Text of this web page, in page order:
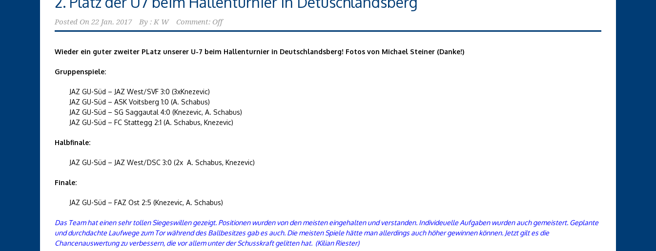
Posted On 22 Jan. 2017 By : K W Comment: Off
Wieder ein guter zweiter PLatz unserer U-7 beim Hallenturnier in Deutschlandsberg! Fotos von Michael Steiner (Danke!)
Gruppenspiele:
JAZ GU-Süd – JAZ West/SVF 3:0 (3xKnezevic)
JAZ GU-Süd – ASK Voitsberg 1:0 (A. Schabus)
JAZ GU-Süd – SG Saggautal 4:0 (Knezevic, A. Schabus)
JAZ GU-Süd – FC Stattegg 2:1 (A. Schabus, Knezevic)
Halbfinale:
JAZ GU-Süd – JAZ West/DSC 3:0 (2x A. Schabus, Knezevic)
Finale:
JAZ GU-Süd – FAZ Ost 2:5 (Knezevic, A. Schabus)
Das Team hat einen sehr tollen Siegeswillen gezeigt. Positionen wurden von den meisten eingehalten und verstanden. Individeuelle Aufgaben wurden auch gemeistert. Geplante
und durchdachte Laufwege zum Tor während des Ballbesitzes gab es auch. Die meisten Spiele hätte man allerdings auch höher gewinnen können. Jetzt gilt es die
Chancenauswertung zu verbessern, die vor allem unter der Schusskraft gelitten hat. (Kilian Riester)